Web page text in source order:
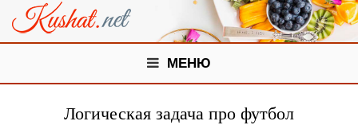
МЕНЮ
Логическая задача про футбол